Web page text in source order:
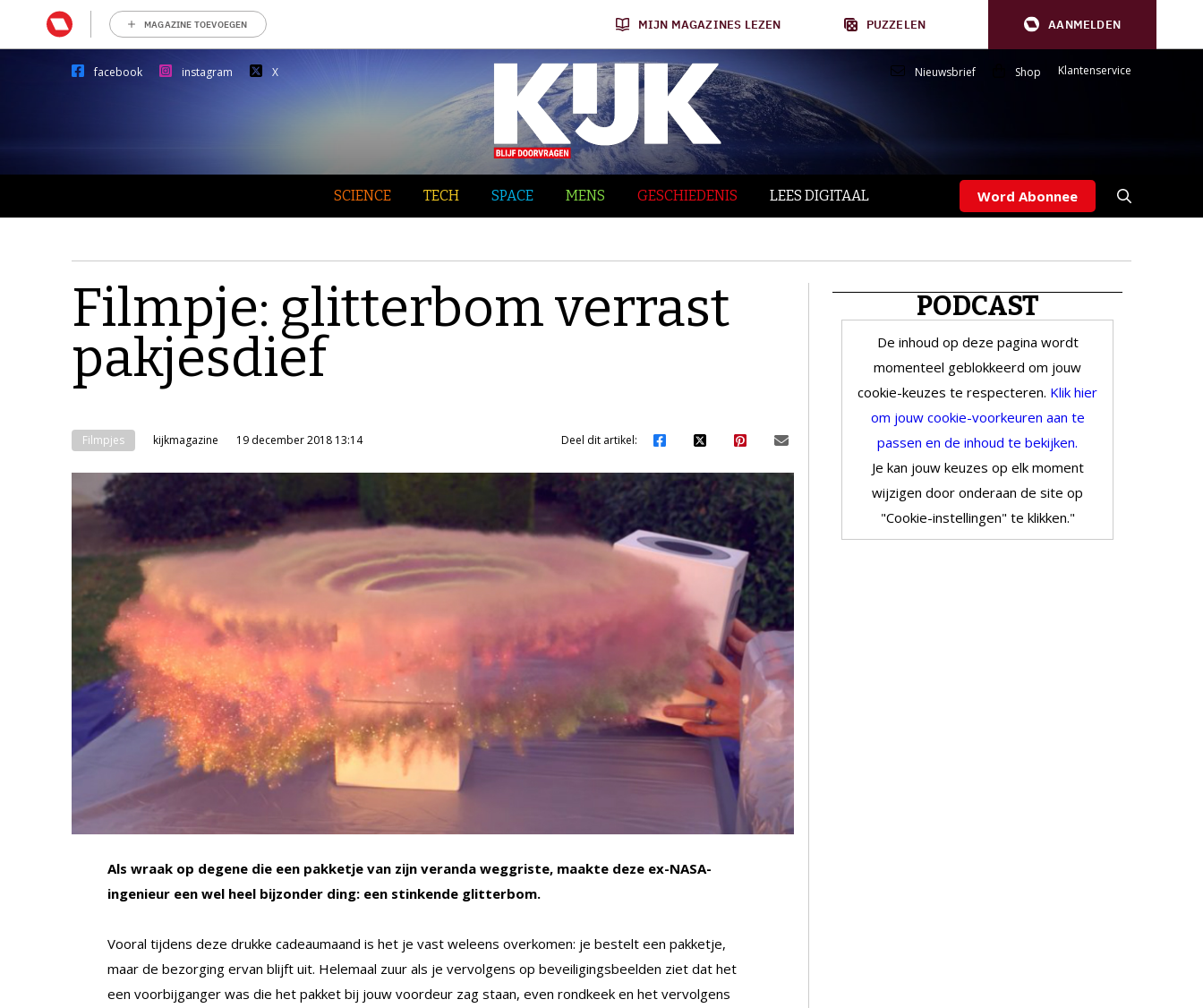
MAGAZINE TOEVOEGEN MIJN MAGAZINES LEZEN PUZZELEN AANMELDEN
facebook instagram X Nieuwsbrief Shop Klantenservice
SCIENCE TECH SPACE MENS GESCHIEDENIS LEES DIGITAAL Word Abonnee
Filmpje: glitterbom verrast
pakjesdief
Filmpjes kijkmagazine 19 december 2018 13:14 Deel dit artikel:
Als wraak op degene die een pakketje van zijn veranda weggriste, maakte deze ex-NASA-
ingenieur een wel heel bijzonder ding: een stinkende glitterbom.
Vooral tijdens deze drukke cadeaumaand is het je vast weleens overkomen: je bestelt een pakketje,
maar de bezorging ervan blijft uit. Helemaal zuur als je vervolgens op beveiligingsbeelden ziet dat het
een voorbijganger was die het pakket bij jouw voordeur zag staan, even rondkeek en het vervolgens
PODCAST
De inhoud op deze pagina wordt
momenteel geblokkeerd om jouw
cookie-keuzes te respecteren. Klik hier
om jouw cookie-voorkeuren aan te
passen en de inhoud te bekijken.
Je kan jouw keuzes op elk moment
wijzigen door onderaan de site op
"Cookie-instellingen" te klikken."